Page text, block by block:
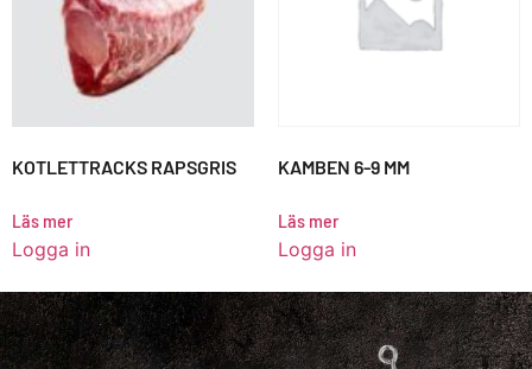
KOTLETTRACKS RAPSGRIS
Läs mer
Logga in
KAMBEN 6-9 MM
Läs mer
Logga in